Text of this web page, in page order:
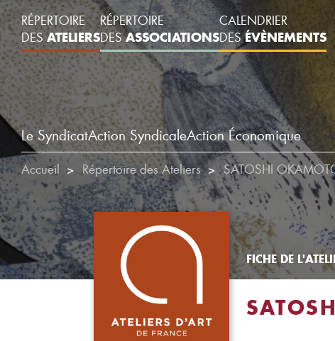
RÉPERTOIRE
DESATELIERS
RÉPERTOIRE
DESASSOCIATIONS
CALENDRIER
DESÉVÈNEMENTS
Le SyndicatAction SyndicaleAction Économique
Accueil Répertoire des Ateliers SATOSHI
FICHE DE